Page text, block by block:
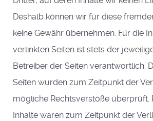
Deshalb können wir für diese
keine Gewähr übernehmen. Für die
verlinkten Seiten ist stets der
Betreiber der Seiten verantwortlich.
Seiten wurden zum Zeitpunkt der
mögliche Rechtsverstöße überprüft.
Inhalte waren zum Zeitpunkt der